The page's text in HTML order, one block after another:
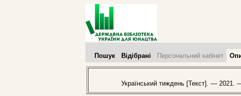
Пошук Відібрані Персональний кабінет
Український тиждень [Текст]. —